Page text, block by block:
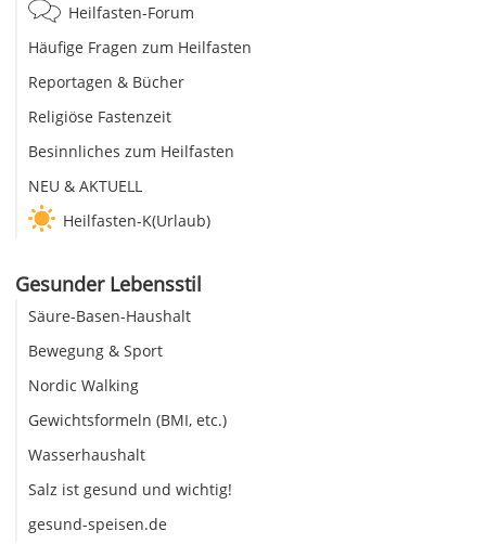
Heilfasten-Forum
Häufige Fragen zum Heilfasten
Reportagen & Bücher
Religiöse Fastenzeit
Besinnliches zum Heilfasten
NEU & AKTUELL
Heilfasten-K(Urlaub)
Gesunder Lebensstil
Säure-Basen-Haushalt
Bewegung & Sport
Nordic Walking
Gewichtsformeln (BMI, etc.)
Wasserhaushalt
Salz ist gesund und wichtig!
gesund-speisen.de